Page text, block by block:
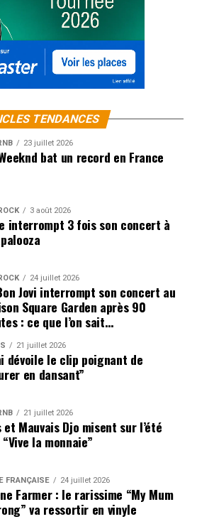
TENDANCES
23 juillet 2026
bat un record en France
3 août 2026
interrompt 3 fois son concert à
24 juillet 2026
Jovi interrompt son concert au
Square Garden après 90
: ce que l’on sait…
21 juillet 2026
dévoile le clip poignant de
en dansant”
21 juillet 2026
et Mauvais Djo misent sur l’été
la monnaie”
FRANÇAISE 24 juillet 2026
Farmer : le rarissime “My Mum
va ressortir en vinyle